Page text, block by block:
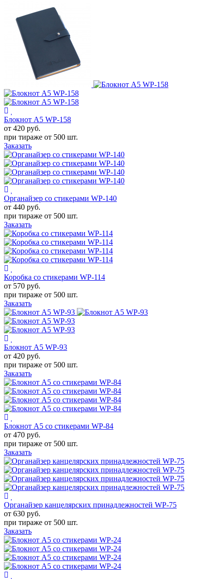
Блокнот А5 WP-158
от 420 руб.
при тираже от 500 шт.
Заказать
Органайзер со стикерами WP-140
от 440 руб.
при тираже от 500 шт.
Заказать
Коробка со стикерами WP-114
от 570 руб.
при тираже от 500 шт.
Заказать
Блокнот А5 WP-93
от 420 руб.
при тираже от 500 шт.
Заказать
Блокнот А5 со стикерами WP-84
от 470 руб.
при тираже от 500 шт.
Заказать
Органайзер канцелярских принадлежностей WP-75
от 630 руб.
при тираже от 500 шт.
Заказать